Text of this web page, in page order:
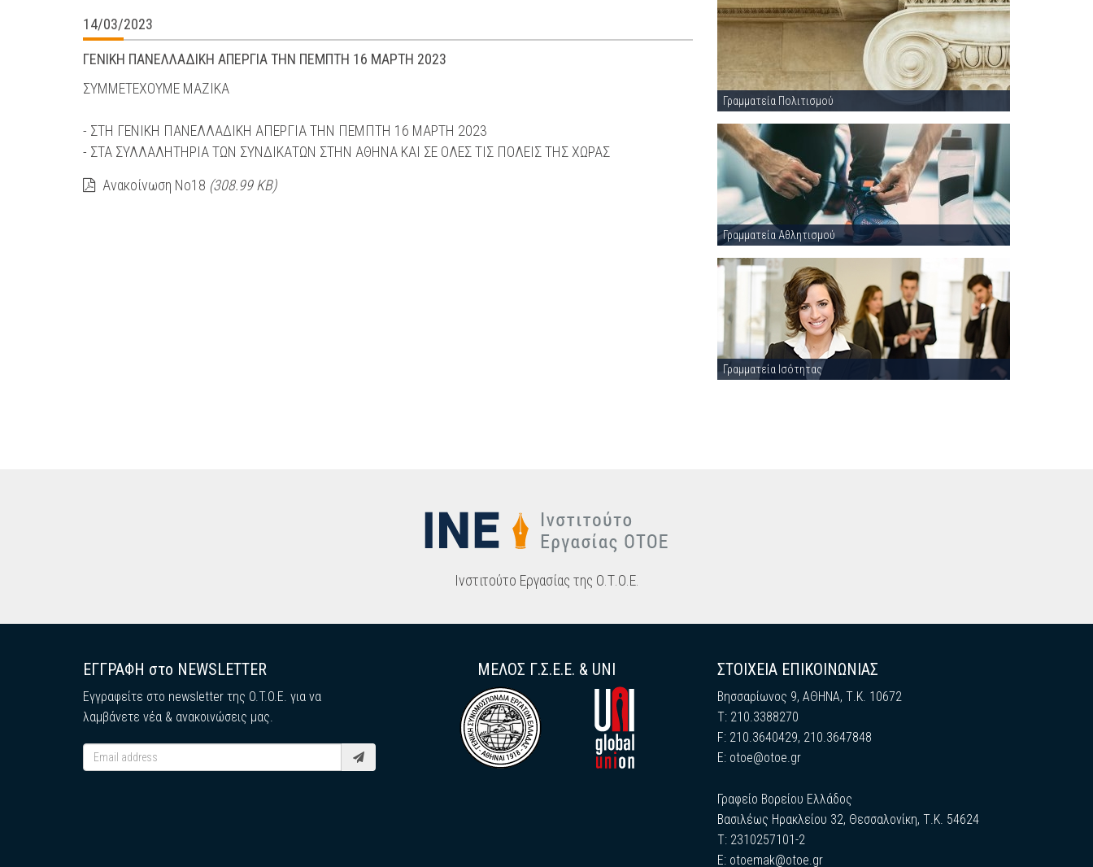
14/03/2023
ΓΕΝΙΚΗ ΠΑΝΕΛΛΑΔΙΚΗ ΑΠΕΡΓΙΑ ΤΗΝ ΠΕΜΠΤΗ 16 ΜΑΡΤΗ 2023
ΣΥΜΜΕΤΕΧΟΥΜΕ ΜΑΖΙΚΑ
- ΣΤΗ ΓΕΝΙΚΗ ΠΑΝΕΛΛΑΔΙΚΗ ΑΠΕΡΓΙΑ ΤΗΝ ΠΕΜΠΤΗ 16 ΜΑΡΤΗ 2023
- ΣΤΑ ΣΥΛΛΑΛΗΤΗΡΙΑ ΤΩΝ ΣΥΝΔΙΚΑΤΩΝ ΣΤΗΝ ΑΘΗΝΑ ΚΑΙ ΣΕ ΟΛΕΣ ΤΙΣ ΠΟΛΕΙΣ ΤΗΣ ΧΩΡΑΣ
Ανακοίνωση Νο18 (308.99 KB)
Γραμματεία Πολιτισμού
Γραμματεία Αθλητισμού
Γραμματεία Ισότητας
Ινστιτούτο Εργασίας της Ο.Τ.Ο.Ε.
ΕΓΓΡΑΦΗ στο NEWSLETTER
Εγγραφείτε στο newsletter της O.T.O.E. για να
λαμβάνετε νέα & ανακοινώσεις μας.
ΜΕΛΟΣ Γ.Σ.Ε.Ε. & UNI ΣΤΟΙΧΕΙΑ ΕΠΙΚΟΙΝΩΝΙΑΣ
Βησσαρίωνος 9, ΑΘΗΝΑ, Τ.Κ. 10672
Τ: 210.3388270
F: 210.3640429, 210.3647848
E: otoe@otoe.gr
Γραφείο Βορείου Ελλάδος
Βασιλέως Ηρακλείου 32, Θεσσαλονίκη, Τ.Κ. 54624
Τ: 2310257101-2
E: otoemak@otoe.gr